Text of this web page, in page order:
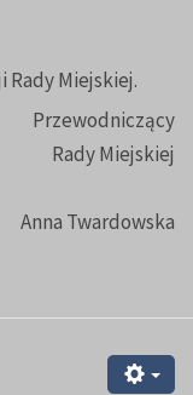
Rady Miejskiej.
Przewodniczący
Rady Miejskiej
Anna Twardowska